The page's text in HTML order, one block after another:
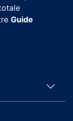
Guide